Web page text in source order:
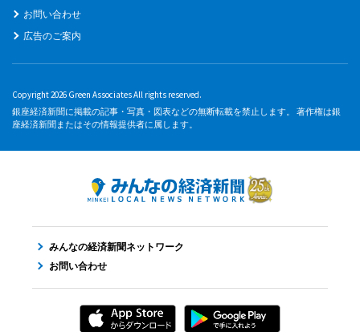
お問い合わせ
広告のご案内
Copyright 2026 Green Associates All rights reserved.
銀座経済新聞に掲載の記事・写真・図表などの無断転載を禁止します。 著作権は銀
座経済新聞またはその情報提供者に属します。
みんなの経済新聞ネットワーク
お問い合わせ